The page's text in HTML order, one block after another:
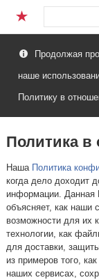
Перейти
содержимому
Продолжая
наше
Политику в
Политика
Наша Политика
когда дело доходит
информации. Данная
объясняет, как
возможности для их
технологии, как
для доставки,
из примеров того,
наших сервисах,